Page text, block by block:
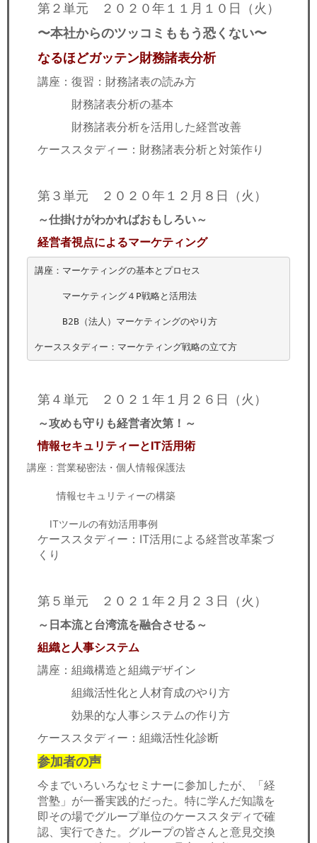
第２単元 ２０２０年１１月１０日（火）
〜本社からのツッコミももう恐くない〜
なるほどガッテン財務諸表分析
講座：復習：財務諸表の読み方
財務諸表分析の基本
財務諸表分析を活用した経営改善
ケーススタディー：財務諸表分析と対策作り
第３単元 ２０２０年１２月８日（火）
～仕掛けがわかればおもしろい～
経営者視点によるマーケティング
講座：マーケティングの基本とプロセス
マーケティング４P戦略と活用法
B2B（法人）マーケティングのやり方
ケーススタディー：マーケティング戦略の立て方
第４単元 ２０２１年１月２６日（火）
～攻めも守りも経営者次第！～
情報セキュリティーとIT活用術
講座：営業秘密法・個人情報保護法
情報セキュリティーの構築
ITツールの有効活用事例
ケーススタディー：IT活用による経営改革案づ
くり
第５単元 ２０２１年２月２３日（火）
～日本流と台湾流を融合させる～
組織と人事システム
講座：組織構造と組織デザイン
組織活性化と人材育成のやり方
効果的な人事システムの作り方
ケーススタディー：組織活性化診断
参加者の声
今までいろいろなセミナーに参加したが、「経
営塾」が一番実践的だった。特に学んだ知識を
即その場でグループ単位のケーススタディで確
認、実行できた。グループの皆さんと意見交換